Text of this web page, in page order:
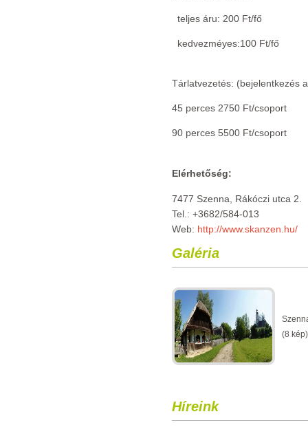
teljes áru: 200 Ft/fő
kedvezméyes:100 Ft/fő
Tárlatvezetés: (bejelentkezés
45 perces 2750 Ft/csoport
90 perces 5500 Ft/csoport
Elérhetőség:
7477 Szenna, Rákóczi utca 2.
Tel.: +3682/584-013
Web: http://www.skanzen.hu/
Galéria
(8 kép)
Híreink